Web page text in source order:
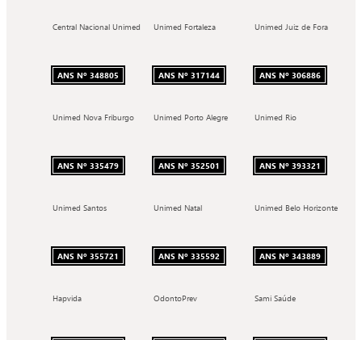
Central Nacional Unimed
ANS Nº 348805
Unimed Fortaleza
ANS Nº 317144
Unimed Juiz de Fora
ANS Nº 306886
Unimed Nova Friburgo
ANS Nº 335479
Unimed Porto Alegre
ANS Nº 352501
Unimed Rio
ANS Nº 393321
Unimed Santos
ANS Nº 355721
Unimed Natal
ANS Nº 335592
Unimed Belo Horizonte
ANS Nº 343889
Hapvida OdontoPrev Sami Saúde